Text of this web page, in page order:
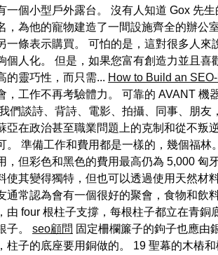
一個小型戶外露台。 沒有人知道 Gox 先
，為他的寵物建造了一間設施齊全的辦
一條表示購買。 可怕的是，這對很多人
個人化。 但是，如果您富有創造力並且
的靈巧性，而只需... How to Build an
，工作不再考驗體力。 可靠的 AVANT 機
們談詩、背詩、電影、拍攝、同事、朋
亞在政治甚至職業問題上的克制和從不叛
。 準備工作和費用都是一樣的，幾個福
，但彩色和黑色的費用最高仍為 5,000 匈
使其變得獨特，但也可以透過使用天然材
通常認為會有一個很好的聚會，食物和飲
由 four 根柱子支撐，每根柱子都立在青
子。 seo顧問 固定柵欄簾子的鉤子也應由
柱子的底座要用銅做的。 19 聖幕的木樁